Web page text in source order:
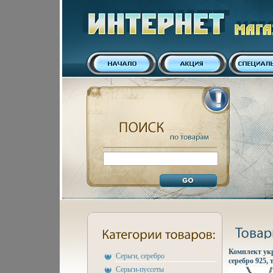
Серьги, серебро
Серьги-пуссеты
Комплект
серебро 925,
2009 г инфо